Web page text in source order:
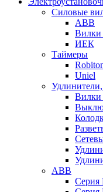
Силовые
ABB
Вилки
ИЕК
Таймеры
Uniel
Вилки
ABB
Серия